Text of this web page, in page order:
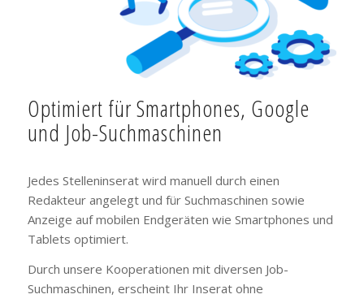
Optimiert für Smartphones, Google
und Job-Suchmaschinen
Jedes Stelleninserat wird manuell durch einen
Redakteur angelegt und für Suchmaschinen sowie
Anzeige auf mobilen Endgeräten wie Smartphones und
Tablets optimiert.
Durch unsere Kooperationen mit diversen Job-
Suchmaschinen, erscheint Ihr Inserat ohne